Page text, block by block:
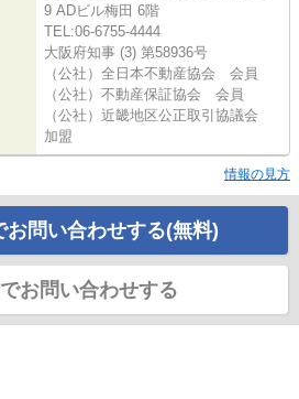
9 ADビル梅田 6階
TEL:06-6755-4444
大阪府知事 (3) 第58936号
（公社）全日本不動産協会 会員
（公社）不動産保証協会 会員
（公社）近畿地区公正取引協議会
加盟
情報の見方
お問い合わせする(無料)
お問い合わせする